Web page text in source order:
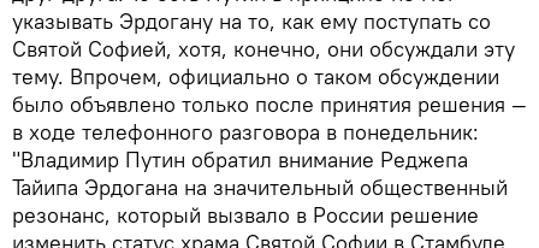
указывать Эрдогану на то, как ему поступать со
Святой Софией, хотя, конечно, они обсуждали эту
тему. Впрочем, официально о таком обсуждении
было объявлено только после принятия решения —
в ходе телефонного разговора в понедельник:
"Владимир Путин обратил внимание Реджепа
Тайипа Эрдогана на значительный общественный
резонанс, который вызвало в России решение
изменить статус храма Святой Софии в Стамбуле.